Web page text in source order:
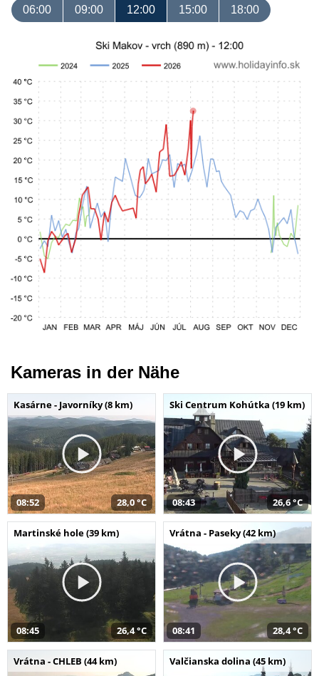
06:00 09:00 12:00 15:00 18:00
Kameras in der Nähe
Kasárne - Javorníky (8 km)
08:52 28,0 °C
Ski Centrum Kohútka (19 km)
08:43 26,6 °C
Martinské hole (39 km)
08:45 26,4 °C
Vrátna - Paseky (42 km)
08:41 28,4 °C
Vrátna - CHLEB (44 km) Valčianska dolina (45 km)